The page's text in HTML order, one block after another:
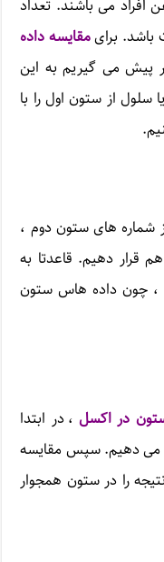
افراد می باشند. تعداد
باشد. برایمقایسه داده
پیش می گیریم به این
از ستون اول را با
شماره های ستون دوم ،
قرار دهیم. قاعدتا به
، چون داده هاس ستون
در اکسل ، در ابتدا
می دهیم. سپس مقایسه
را در ستون همجوار